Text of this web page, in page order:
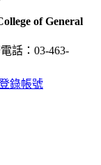
of General
話：03-463-
錄帳號